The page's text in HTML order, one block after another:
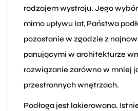
rodzajem wystroju. Jego
mimo upływu lat, Państwa
pozostanie w zgodzie z
panującymi w architekturze
rozwiązanie zarówno w mniej
przestronnych wnętrzach.
Podłoga jest lakierowana.